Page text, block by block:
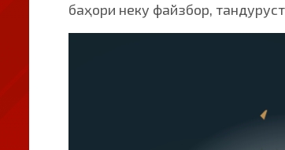
баҳори неку файзбор,